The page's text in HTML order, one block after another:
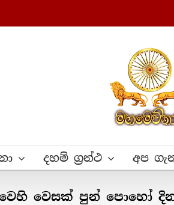
දහම් ග්‍රන්ථ අප
වෙසක් පුන් පොහෝ